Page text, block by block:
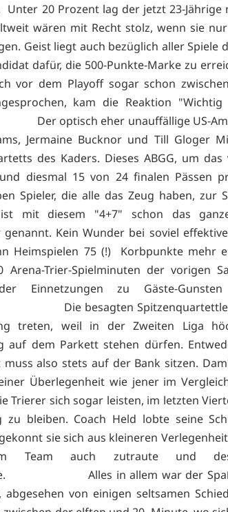
Unter 20 Prozent lag der jetzt 23-
wären mit Recht stolz, wenn sie
Geist liegt auch bezüglich aller Spiele
dafür, die 500-Punkte-Marke zu
vor dem Playoff sogar schon
kam die Reaktion
optisch eher unauffällige US-
Jermaine Bucknor und Till Gloger
des Kaders. Dieses ABGG, um
diesmal 15 von 24 finalen Pässen
Spieler, die alle das Zeug haben, zur
mit diesem "4+7" schon das
genannt. Kein Wunder bei soviel
Heimspielen 75 (!) Korbpunkte mehr
Arena-Trier-Spielminuten der vorigen
Einnetzungen zu Gäste-
besagten Spitzenquartettler
treten, weil in der Zweiten Liga
auf dem Parkett stehen dürfen.
muss also stets auf der Bank sitzen.
Überlegenheit wie jener im
Trierer sich sogar leisten, im letzten
zu bleiben. Coach Held lobte seine
sie sich aus kleineren
Team auch zutraute und
Alles in allem war der Spaß
von einigen seltsamen